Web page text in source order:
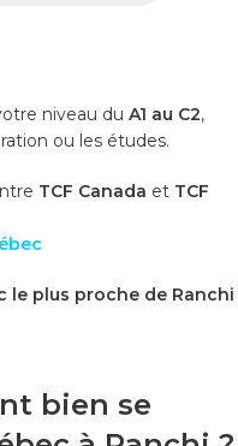
niveau du A1 au C2,
ou les études.
TCF Canada et TCF
le plus proche de Ranchi
bien se